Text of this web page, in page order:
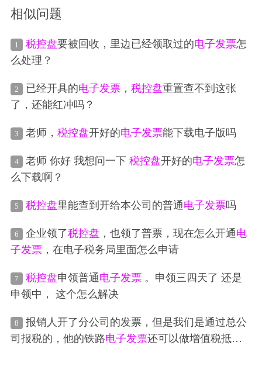
相似问题
1 税控盘要被回收，里边已经领取过的电子发票怎
么处理？
2 已经开具的电子发票， 税控盘重置查不到这张
了，还能红冲吗？
3 老师， 税控盘开好的电子发票能下载电子版吗
4 老师 你好 我想问一下 税控盘开好的电子发票怎
么下载啊？
5 税控盘里能查到开给本公司的普通电子发票吗
6 企业领了税控盘 ，也领了普票，现在怎么开通电
子发票，在电子税务局里面怎么申请
7 税控盘申领普通电子发票。申领三四天了 还是
申领中， 这个怎么解决
8
报销人开了分公司的发票，但是我们是通过总公
司报税的，他的铁路电子发票还可以做增值税抵扣